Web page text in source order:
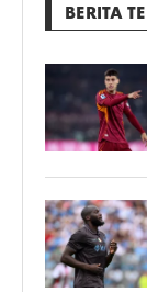
BERITA